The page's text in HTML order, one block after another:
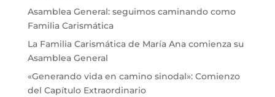
Asamblea General: seguimos caminando como
Familia Carismática
La Familia Carismática de María Ana comienza su
Asamblea General
«Generando vida en camino sinodal»: Comienzo
del Capítulo Extraordinario